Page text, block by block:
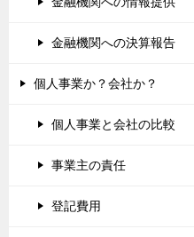
金融機関への決算報告
個人事業か？会社か？
個人事業と会社の比較
事業主の責任
登記費用